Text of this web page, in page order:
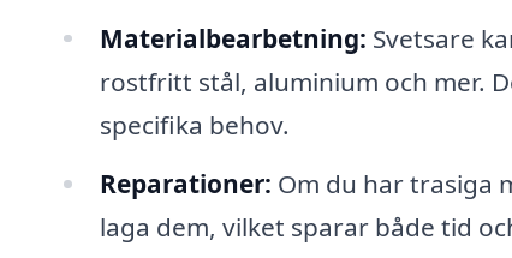
Materialbearbetning: Svetsare
rostfritt stål, aluminium och mer.
specifika behov.
Reparationer: Om du har trasiga
laga dem, vilket sparar både tid